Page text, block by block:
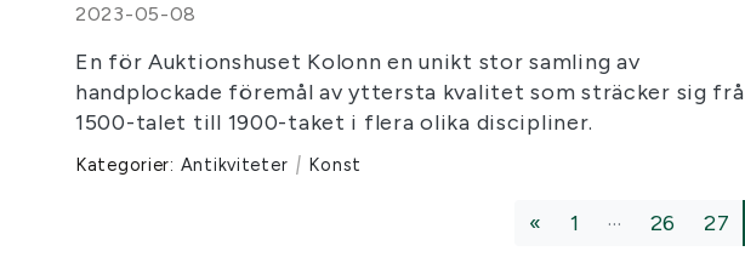
2023-05-08
En för Auktionshuset Kolonn en unikt stor samling av
handplockade föremål av yttersta kvalitet som sträcker sig
1500-talet till 1900-taket i flera olika discipliner.
Kategorier: Antikviteter | Konst
« 1 … 26 27